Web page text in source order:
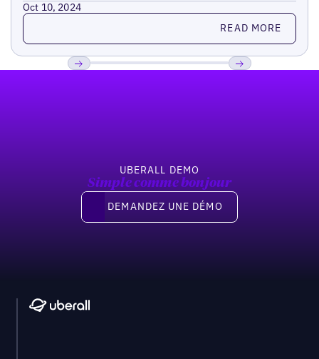
Oct 10, 2024
Read more READ MORE
UBERALL DEMO
Simple comme bonjour
Demandez une démo
DEMANDEZ UNE DÉMO